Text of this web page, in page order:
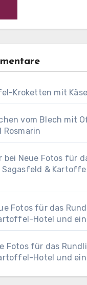
Kroketten mit
vom Blech mit
bei Neue Fotos für
&
Fotos für das
Hotel und ein
Fotos für das
Hotel und ein